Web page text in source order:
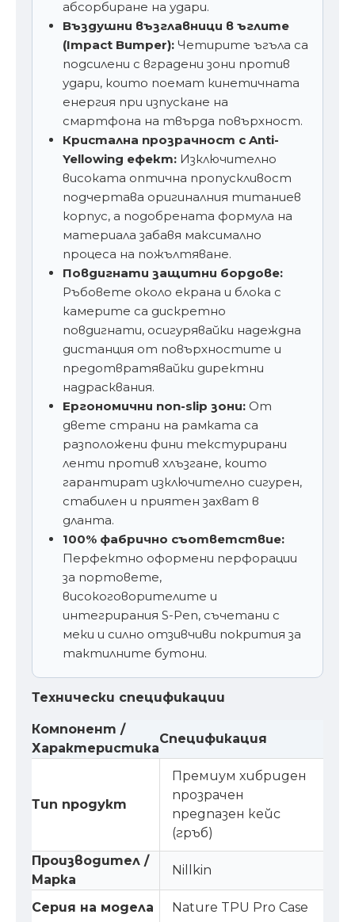
абсорбиране на удари.
Въздушни възглавници в ъглите
(Impact Bumper): Четирите ъгъла са
подсилени с вградени зони против
удари, които поемат кинетичната
енергия при изпускане на
смартфона на твърда повърхност.
Кристална прозрачност с Anti-
Yellowing ефект: Изключително
високата оптична пропускливост
подчертава оригиналния титаниев
корпус, а подобрената формула на
материала забавя максимално
процеса на пожълтяване.
Повдигнати защитни бордове:
Ръбовете около екрана и блока с
камерите са дискретно
повдигнати, осигурявайки надеждна
дистанция от повърхностите и
предотвратявайки директни
надрасквания.
Ергономични non-slip зони: От
двете страни на рамката са
разположени фини текстурирани
ленти против хлъзгане, които
гарантират изключително сигурен,
стабилен и приятен захват в
дланта.
100% фабрично съответствие:
Перфектно оформени перфорации
за портовете,
високоговорителите и
интегрирания S-Pen, съчетани с
меки и силно отзивчиви покрития за
тактилните бутони.
Технически спецификации
Компонент /
Характеристика
Спецификация
Тип продукт
Премиум хибриден
прозрачен
предпазен кейс
(гръб)
Производител /
Марка
Nillkin
Серия на модела Nature TPU Pro Case